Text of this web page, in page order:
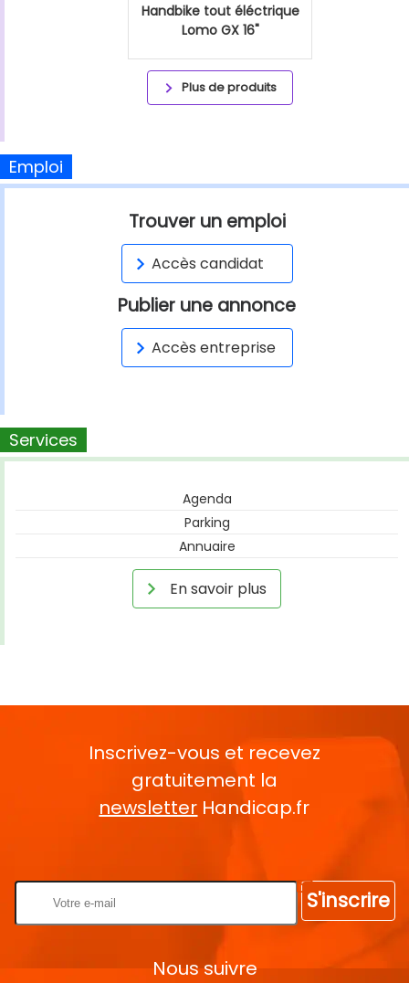
Handbike tout éléctrique
Lomo GX 16"
Plus de produits
Emploi
Trouver un emploi
Accès candidat
Publier une annonce
Accès entreprise
Services
Agenda
Parking
Annuaire
En savoir plus
Inscrivez-vous et recevez
gratuitement la
newsletter Handicap.fr
S'inscrire
Nous suivre